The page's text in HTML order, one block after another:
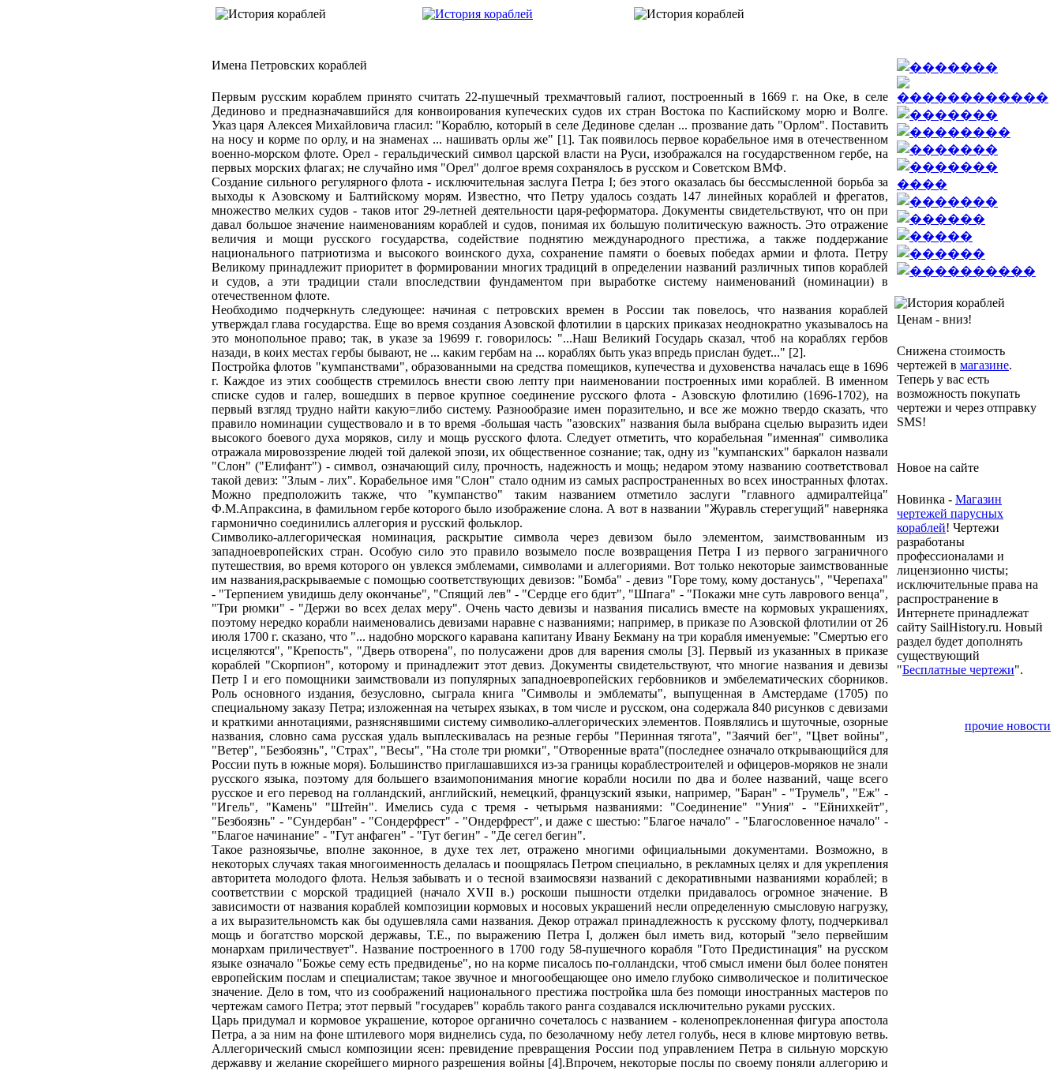
Имена Петровских кораблей
Первым русским кораблем принято считать 22-пушечный трехмачтовый галиот, построенный в 1669 г. на Оке, в селе
Дединово и предназначавшийся для конвоирования купеческих судов их стран Востока по Каспийскому морю и Волге.
Указ царя Алексея Михайловича гласил: "Кораблю, который в селе Дединове сделан ... прозвание дать "Орлом". Поставить
на носу и корме по орлу, и на знаменах ... нашивать орлы же" [1]. Так появилось первое корабельное имя в отечественном
военно-морском флоте. Орел - геральдический символ царской власти на Руси, изображался на государственном гербе, на
первых морских флагах; не случайно имя "Орел" долгое время сохранялось в русском и Советском ВМФ.
Создание сильного регулярного флота - исключительная заслуга Петра I; без этого оказалась бы бессмысленной борьба за
выходы к Азовскому и Балтийскому морям. Известно, что Петру удалось создать 147 линейных кораблей и фрегатов,
множество мелких судов - таков итог 29-летней деятельности царя-реформатора. Документы свидетельствуют, что он при
давал большое значение наименованиям кораблей и судов, понимая их большую политическую важность. Это отражение
величия и мощи русского государства, содействие поднятию международного престижа, а также поддержание
национального патриотизма и высокого воинского духа, сохранение памяти о боевых победах армии и флота. Петру
Великому принадлежит приоритет в формировании многих традиций в определении названий различных типов кораблей
и судов, а эти традиции стали впоследствии фундаментом при выработке систему наименований (номинации) в
отечественном флоте.
Необходимо подчеркнуть следующее: начиная с петровских времен в России так повелось, что названия кораблей
утверждал глава государства. Еще во время создания Азовской флотилии в царских приказах неоднократно указывалось на
это монопольное право; так, в указе за 19699 г. говорилось: "...Наш Великий Государь сказал, чтоб на кораблях гербов
назади, в коих местах гербы бывают, не ... каким гербам на ... кораблях быть указ впредь прислан будет..." [2].
Постройка флотов "кумпанствами", образованными на средства помещиков, купечества и духовенства началась еще в 1696
г. Каждое из этих сообществ стремилось внести свою лепту при наименовании построенных ими кораблей. В именном
списке судов и галер, вошедших в первое крупное соединение русского флота - Азовскую флотилию (1696-1702), на
первый взгляд трудно найти какую=либо систему. Разнообразие имен поразительно, и все же можно твердо сказать, что
правило номинации существовало и в то время -большая часть "азовских" названия была выбрана сцелью выразить идеи
высокого боевого духа моряков, силу и мощь русского флота. Следует отметить, что корабельная "именная" символика
отражала мировоззрение людей той далекой эпози, их общественное сознание; так, одну из "кумпанских" баркалон назвали
"Слон" ("Елифант") - символ, означающий силу, прочность, надежность и мощь; недаром этому названию соответствовал
такой девиз: "Злым - лих". Корабельное имя "Слон" стало одним из самых распространенных во всех иностранных флотах.
Можно предположить также, что "кумпанство" таким названием отметило заслуги "главного адмиралтейца"
Ф.М.Апраксина, в фамильном гербе которого было изображение слона. А вот в названии "Журавль стерегущий" наверняка
гармонично соединились аллегория и русский фольклор.
Символико-аллегорическая номинация, раскрытие символа через девизом было элементом, заимствованным из
западноевропейских стран. Особую сило это правило возымело после возвращения Петра I из первого заграничного
путешествия, во время которого он увлекся эмблемами, символами и аллегориями. Вот только некоторые заимствованные
им названия,раскрываемые с помощью соответствующих девизов: "Бомба" - девиз "Горе тому, кому достанусь", "Черепаха"
- "Терпением увидишь делу окончанье", "Спящий лев" - "Сердце его бдит", "Шпага" - "Покажи мне суть лаврового венца",
"Три рюмки" - "Держи во всех делах меру". Очень часто девизы и названия писались вместе на кормовых украшениях,
поэтому нередко корабли наименовались девизами наравне с названиями; например, в приказе по Азовской флотилии от 26
июля 1700 г. сказано, что "... надобно морского каравана капитану Ивану Бекману на три корабля именуемые: "Смертью его
исцеляются", "Крепость", "Дверь отворена", по полусажени дров для варения смолы [3]. Первый из указанных в приказе
кораблей "Скорпион", которому и принадлежит этот девиз. Документы свидетельствуют, что многие названия и девизы
Петр I и его помощники заимствовали из популярных западноевропейских гербовников и эмбелематических сборников.
Роль основного издания, безусловно, сыграла книга "Символы и эмблематы", выпущенная в Амстердаме (1705) по
специальному заказу Петра; изложенная на четырех языках, в том числе и русском, она содержала 840 рисунков с девизами
и краткими аннотациями, разняснявшими систему символико-аллегорических элементов. Появлялись и шуточные, озорные
названия, словно сама русская удаль выплескивалась на резные гербы "Перинная тягота", "Заячий бег", "Цвет войны",
"Ветер", "Безбоязнь", "Страх", "Весы", "На столе три рюмки", "Отворенные врата"(последнее означало открывающийся для
России путь в южные моря). Большинство приглашавшихся из-за границы кораблестроителей и офицеров-моряков не знали
русского языка, поэтому для большего взаимопонимания многие корабли носили по два и более названий, чаще всего
русское и его перевод на голландский, английский, немецкий, французский языки, например, "Баран" - "Трумель", "Еж" -
"Игель", "Камень" "Штейн". Имелись суда с тремя - четырьмя названиями: "Соединение" "Уния" - "Ейнихкейт",
"Безбоязнь" - "Сундербан" - "Сондерфрест" - "Ондерфрест", и даже с шестью: "Благое начало" - "Благословенное начало" -
"Благое начинание" - "Гут анфаген" - "Гут бегин" - "Де сегел бегин".
Такое разноязычье, вполне законное, в духе тех лет, отражено многими официальными документами. Возможно, в
некоторых случаях такая многоименность делалась и поощрялась Петром специально, в рекламных целях и для укрепления
авторитета молодого флота. Нельзя забывать и о тесной взаимосвязи названий с декоративными названиями кораблей; в
соответствии с морской традицией (начало XVII в.) роскоши пышности отделки придавалось огромное значение. В
зависимости от названия кораблей композиции кормовых и носовых украшений несли определенную смысловую нагрузку,
а их выразительномсть как бы одушевляла сами названия. Декор отражал принадлежность к русскому флоту, подчеркивал
мощь и богатство морской державы, Т.Е., по выражению Петра I, должен был иметь вид, который "зело первейшим
монархам приличествует". Название построенного в 1700 году 58-пушечного корабля "Гото Предистинация" на русском
языке означало "Божье сему есть предвиденье", но на корме писалось по-голландски, чтоб смысл имени был более понятен
европейским послам и специалистам; такое звучное и многообещающее оно имело глубоко символическое и политическое
значение. Дело в том, что из соображений национального престижа постройка шла без помощи иностранных мастеров по
чертежам самого Петра; этот первый "государев" корабль такого ранга создавался исключительно руками русских.
Царь придумал и кормовое украшение, которое органично сочеталось с названием - коленопреклоненная фигура апостола
Петра, а за ним на фоне штилевого моря виднелись суда, по безолачному небу летел голубь, неся в клюве миртовую ветвь.
Аллегорический смысл композиции ясен: превидение превращения России под управлением Петра в сильную морскую
державву и желание скорейшего мирного разрешения войны [4].Впрочем, некоторые послы по своему поняли аллегорию и
Ценам - вниз!
Снижена стоимость
чертежей в магазине.
Теперь у вас есть
возможность покупать
чертежи и через отправку
SMS!
Новое на сайте
Новинка - Магазин
чертежей парусных
кораблей! Чертежи
разработаны
профессионалами и
лицензионно чисты;
исключительные права на
распространение в
Интернете принадлежат
сайту SailHistory.ru. Новый
раздел будет дополнять
существующий
"Бесплатные чертежи".
прочие новости